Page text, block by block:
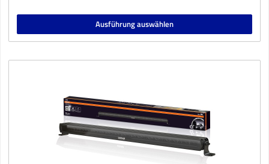
Ausführung auswählen